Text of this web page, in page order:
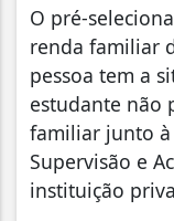
O pré-
renda familiar
pessoa tem a
estudante não
familiar junto à
Supervisão e
instituição